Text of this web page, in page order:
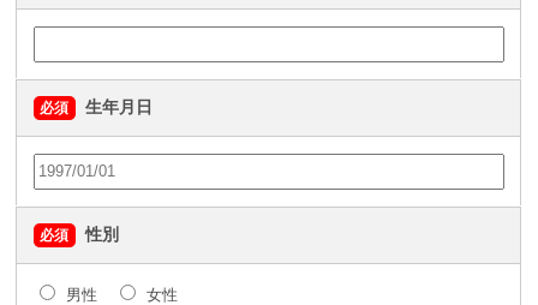
必須 生年月日
必須 性別
男性 女性